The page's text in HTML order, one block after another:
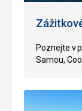
Poznejte v
Samou,